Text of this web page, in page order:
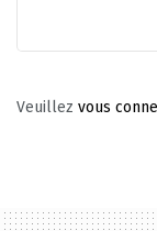
Veuillez vous